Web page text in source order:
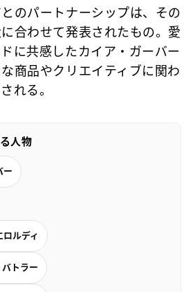
のパートナーシップは、その
合わせて発表されたもの。愛
に共感したカイア・ガーバー
商品やクリエイティブに関わ
れる。
人物
ー
ルディ
トラー